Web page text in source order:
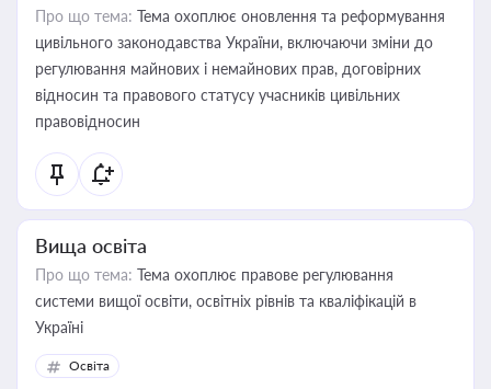
Про що тема: Тема охоплює оновлення та реформування
цивільного законодавства України, включаючи зміни до
регулювання майнових і немайнових прав, договірних
відносин та правового статусу учасників цивільних
правовідносин
Вища освіта
Про що тема: Тема охоплює правове регулювання
системи вищої освіти, освітніх рівнів та кваліфікацій в
Україні
Освіта